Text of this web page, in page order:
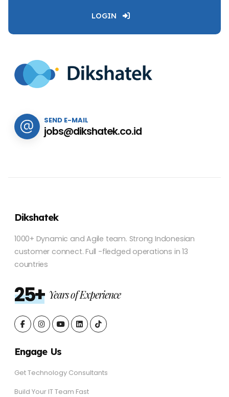
LOGIN
SEND E-MAIL
jobs@dikshatek.co.id
Dikshatek
1000+ Dynamic and Agile team. Strong Indonesian
customer connect. Full -fledged operations in 13
countries
25+ Years of Experience
Engage Us
Get Technology Consultants
Build Your IT Team Fast